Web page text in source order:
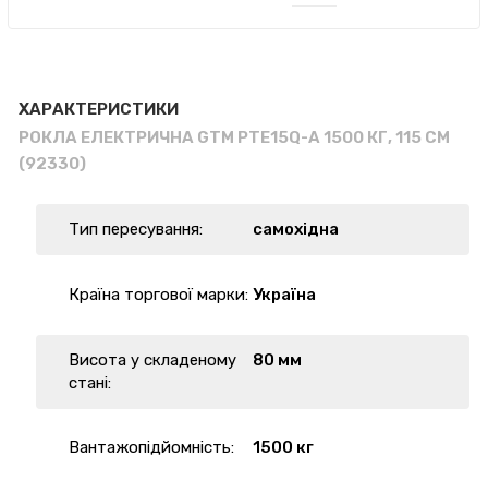
ХАРАКТЕРИСТИКИ
РОКЛА ЕЛЕКТРИЧНА GTM PTE15Q-A 1500 КГ, 115 СМ
(92330)
Тип пересування: самохідна
Країна торгової марки: Україна
Висота у складеному
стані:
80 мм
Вантажопідйомність: 1500 кг